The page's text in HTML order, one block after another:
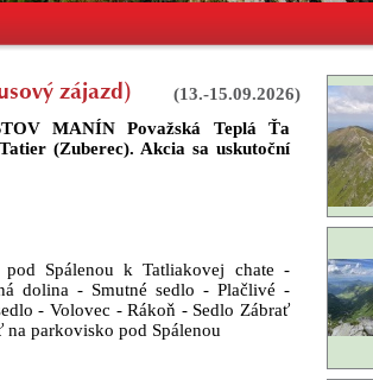
(13.-15.09.2026)
zájazd)
MANÍN Považská Teplá Ťa
(Zuberec). Akcia sa uskutoční
Spálenou k Tatliakovej chate -
dolina - Smutné sedlo - Plačlivé -
- Volovec - Rákoň - Sedlo Zábrať
parkovisko pod Spálenou